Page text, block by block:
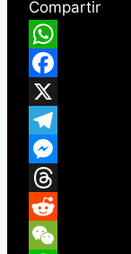
Compartir
WhatsApp
Facebook
X
Telegram
Messenger
Threads
Reddit